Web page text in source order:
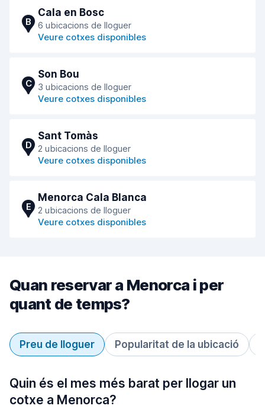
B
Cala en Bosc
6 ubicacions de lloguer
Veure cotxes disponibles
C
Son Bou
3 ubicacions de lloguer
Veure cotxes disponibles
D
Sant Tomàs
2 ubicacions de lloguer
Veure cotxes disponibles
E
Menorca Cala Blanca
2 ubicacions de lloguer
Veure cotxes disponibles
Quan reservar a Menorca i per
quant de temps?
Preu de lloguer Popularitat de la ubicació
Quin és el mes més barat per llogar un
cotxe a Menorca?